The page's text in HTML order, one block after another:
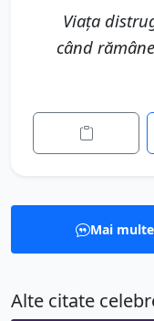
Viața
când
Mai
Alte citate